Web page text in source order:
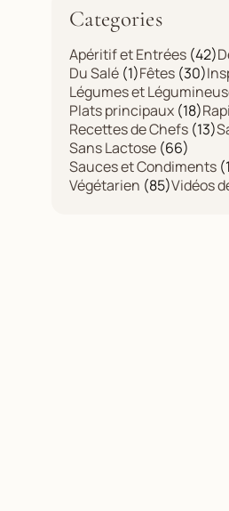
Categories
Apéritif et Entrées (42)
Du Salé (1)Fêtes (30)
Légumes et
Plats principaux (18)
Recettes de Chefs (13)
Sans Lactose (66)
Sauces et Condiments
Végétarien (85)Vidéos